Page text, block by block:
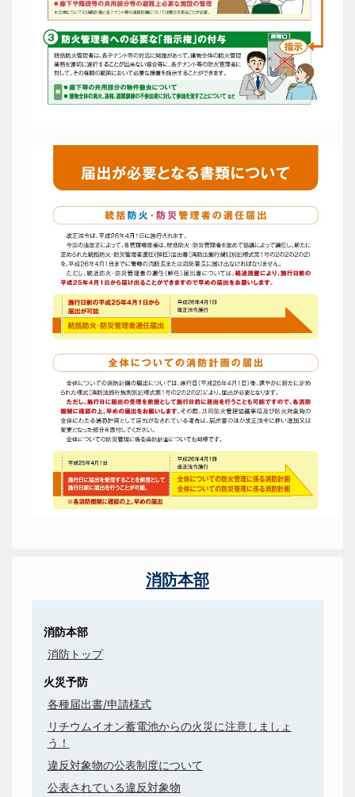
消防本部
消防本部
消防トップ
火災予防
各種届出書/申請様式
リチウムイオン蓄電池からの火災に注意しましょ
う！
違反対象物の公表制度について
公表されている違反対象物